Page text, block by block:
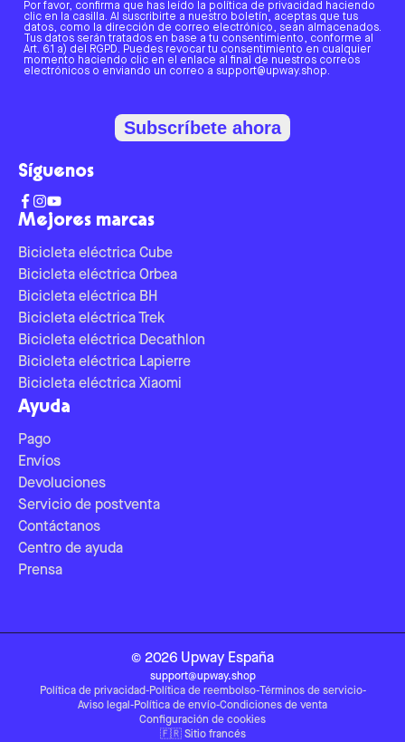
Mejores marcas
Bicicleta eléctrica Cube
Bicicleta eléctrica Orbea
Bicicleta eléctrica BH
Bicicleta eléctrica Trek
Bicicleta eléctrica Decathlon
Bicicleta eléctrica Lapierre
Bicicleta eléctrica Xiaomi
Ayuda
Pago
Envíos
Devoluciones
Servicio de postventa
Contáctanos
Centro de ayuda
Prensa
Por favor, confirma que has leído la política de privacidad haciendo
clic en la casilla. Al suscribirte a nuestro boletín, aceptas que tus
datos, como la dirección de correo electrónico, sean almacenados.
Tus datos serán tratados en base a tu consentimiento, conforme al
Art. 6.1 a) del RGPD. Puedes revocar tu consentimiento en cualquier
momento haciendo clic en el enlace al final de nuestros correos
electrónicos o enviando un correo a support@upway.shop.
Subscríbete ahora
Síguenos
© 2026 Upway España
support@upway.shop
Política de privacidad-Política de reembolso-Términos de servicio-
Aviso legal -Política de envío-Condiciones de venta
Configuración de cookies
🇫🇷 Sitio francés